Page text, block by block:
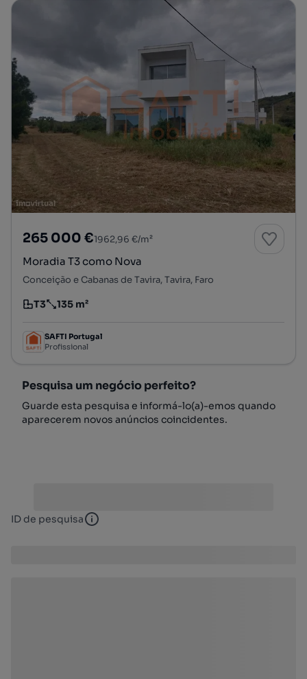
265 000 €1962,96 €/m²
Moradia T3 como Nova
Conceição e Cabanas de Tavira, Tavira, Faro
Tipologia
T3
Preço por metro quadrado
135 m²
SAFTI Portugal
Profissional
Pesquisa um negócio perfeito?
Guarde esta pesquisa e informá-lo(a)-emos quando
aparecerem novos anúncios coincidentes.
ID de pesquisa ID de pesquisa